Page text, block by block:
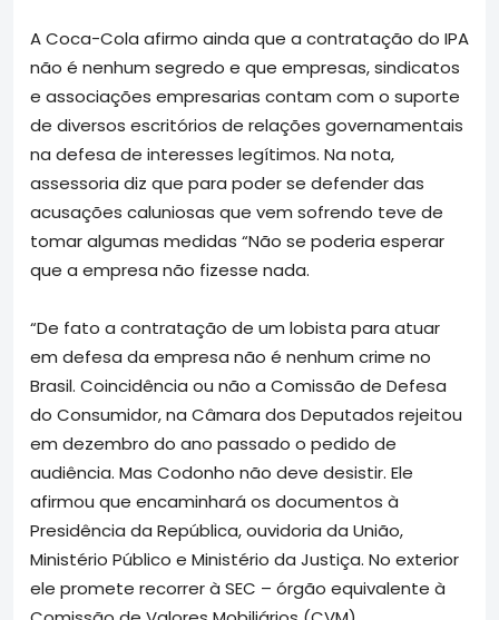
A Coca-Cola afirmo ainda que a contratação do IPA
não é nenhum segredo e que empresas, sindicatos
e associações empresarias contam com o suporte
de diversos escritórios de relações governamentais
na defesa de interesses legítimos. Na nota,
assessoria diz que para poder se defender das
acusações caluniosas que vem sofrendo teve de
tomar algumas medidas “Não se poderia esperar
que a empresa não fizesse nada.
“De fato a contratação de um lobista para atuar
em defesa da empresa não é nenhum crime no
Brasil. Coincidência ou não a Comissão de Defesa
do Consumidor, na Câmara dos Deputados rejeitou
em dezembro do ano passado o pedido de
audiência. Mas Codonho não deve desistir. Ele
afirmou que encaminhará os documentos à
Presidência da República, ouvidoria da União,
Ministério Público e Ministério da Justiça. No exterior
ele promete recorrer à SEC – órgão equivalente à